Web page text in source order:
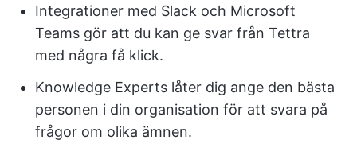
Integrationer med Slack och Microsoft
Teams gör att du kan ge svar från Tettra
med några få klick.
Knowledge Experts låter dig ange den bästa
personen i din organisation för att svara på
frågor om olika ämnen.